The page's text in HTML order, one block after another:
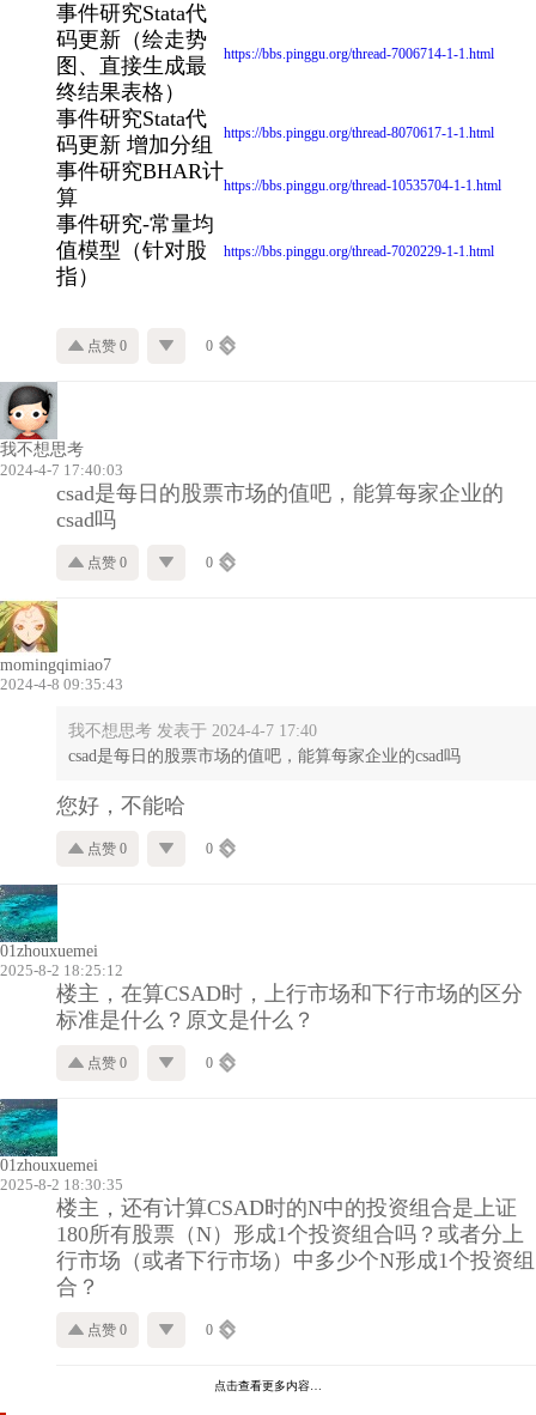
事件研究Stata代
码更新（绘走势
图、直接生成最
终结果表格）
https://bbs.pinggu.org/thread-7006714-1-1.html
事件研究Stata代
码更新 增加分组
https://bbs.pinggu.org/thread-8070617-1-1.html
事件研究BHAR计
算
https://bbs.pinggu.org/thread-10535704-1-1.html
事件研究-常量均
值模型（针对股
指）
https://bbs.pinggu.org/thread-7020229-1-1.html
点赞 0 0
我不想思考
2024-4-7 17:40:03
csad是每日的股票市场的值吧，能算每家企业的
csad吗
点赞 0 0
momingqimiao7
2024-4-8 09:35:43
我不想思考 发表于 2024-4-7 17:40
csad是每日的股票市场的值吧，能算每家企业的csad吗
您好，不能哈
点赞 0 0
01zhouxuemei
2025-8-2 18:25:12
楼主，在算CSAD时，上行市场和下行市场的区分
标准是什么？原文是什么？
点赞 0 0
01zhouxuemei
2025-8-2 18:30:35
楼主，还有计算CSAD时的N中的投资组合是上证
180所有股票（N）形成1个投资组合吗？或者分上
行市场（或者下行市场）中多少个N形成1个投资组
合？
点赞 0 0
点击查看更多内容…